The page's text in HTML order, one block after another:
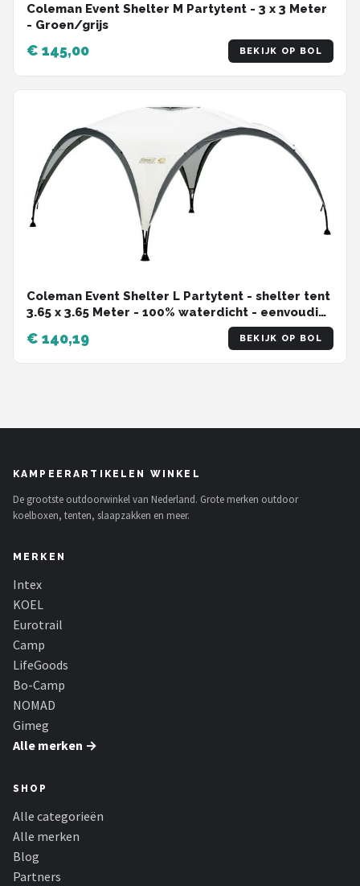
Coleman Event Shelter M Partytent - 3 x 3 Meter
- Groen/grijs
€ 145,00 BEKIJK OP BOL
Coleman Event Shelter L Partytent - shelter tent
3.65 x 3.65 Meter - 100% waterdicht - eenvoudig
opzetten - aerodynamisch design - UVGuard
technologie biedt SPF 50 zonbescherming - met
mesh pocket - tuintent incl. opbergzak -
€ 140,19 BEKIJK OP BOL
KAMPEERARTIKELEN WINKEL
De grootste outdoorwinkel van Nederland. Grote merken outdoor
koelboxen, tenten, slaapzakken en meer.
MERKEN
Intex
KOEL
Eurotrail
Camp
LifeGoods
Bo-Camp
NOMAD
Gimeg
Alle merken →
SHOP
Alle categorieën
Alle merken
Blog
Partners